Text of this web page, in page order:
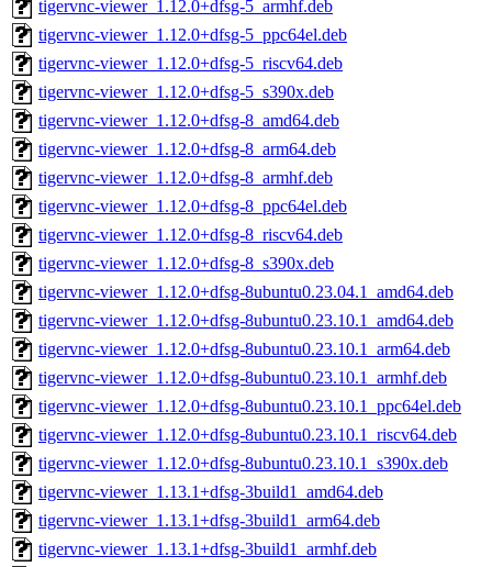
tigervnc-viewer_1.12.0+dfsg-5_armhf.deb
tigervnc-viewer_1.12.0+dfsg-5_ppc64el.deb
tigervnc-viewer_1.12.0+dfsg-5_riscv64.deb
tigervnc-viewer_1.12.0+dfsg-5_s390x.deb
tigervnc-viewer_1.12.0+dfsg-8_amd64.deb
tigervnc-viewer_1.12.0+dfsg-8_arm64.deb
tigervnc-viewer_1.12.0+dfsg-8_armhf.deb
tigervnc-viewer_1.12.0+dfsg-8_ppc64el.deb
tigervnc-viewer_1.12.0+dfsg-8_riscv64.deb
tigervnc-viewer_1.12.0+dfsg-8_s390x.deb
tigervnc-viewer_1.12.0+dfsg-8ubuntu0.23.04.1_amd64.deb
tigervnc-viewer_1.12.0+dfsg-8ubuntu0.23.10.1_amd64.deb
tigervnc-viewer_1.12.0+dfsg-8ubuntu0.23.10.1_arm64.deb
tigervnc-viewer_1.12.0+dfsg-8ubuntu0.23.10.1_armhf.deb
tigervnc-viewer_1.12.0+dfsg-8ubuntu0.23.10.1_ppc64el.deb
tigervnc-viewer_1.12.0+dfsg-8ubuntu0.23.10.1_riscv64.deb
tigervnc-viewer_1.12.0+dfsg-8ubuntu0.23.10.1_s390x.deb
tigervnc-viewer_1.13.1+dfsg-3build1_amd64.deb
tigervnc-viewer_1.13.1+dfsg-3build1_arm64.deb
tigervnc-viewer_1.13.1+dfsg-3build1_armhf.deb